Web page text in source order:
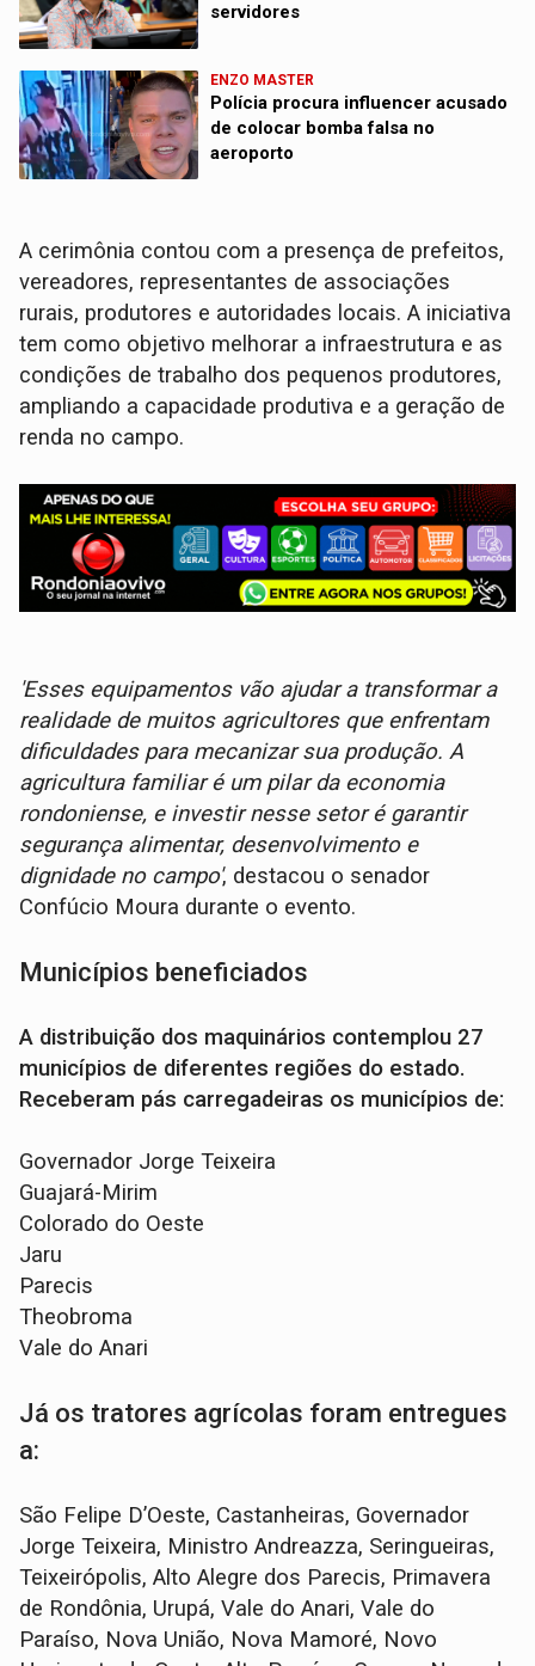
servidores
ENZO MASTER
Polícia procura influencer acusado
de colocar bomba falsa no
aeroporto
A cerimônia contou com a presença de prefeitos,
vereadores, representantes de associações
rurais, produtores e autoridades locais. A iniciativa
tem como objetivo melhorar a infraestrutura e as
condições de trabalho dos pequenos produtores,
ampliando a capacidade produtiva e a geração de
renda no campo.
'Esses equipamentos vão ajudar a transformar a
realidade de muitos agricultores que enfrentam
dificuldades para mecanizar sua produção. A
agricultura familiar é um pilar da economia
rondoniense, e investir nesse setor é garantir
segurança alimentar, desenvolvimento e
dignidade no campo', destacou o senador
Confúcio Moura durante o evento.
Municípios beneficiados
A distribuição dos maquinários contemplou 27
municípios de diferentes regiões do estado.
Receberam pás carregadeiras os municípios de:
Governador Jorge Teixeira
Guajará-Mirim
Colorado do Oeste
Jaru
Parecis
Theobroma
Vale do Anari
Já os tratores agrícolas foram entregues
a:
São Felipe D’Oeste, Castanheiras, Governador
Jorge Teixeira, Ministro Andreazza, Seringueiras,
Teixeirópolis, Alto Alegre dos Parecis, Primavera
de Rondônia, Urupá, Vale do Anari, Vale do
Paraíso, Nova União, Nova Mamoré, Novo